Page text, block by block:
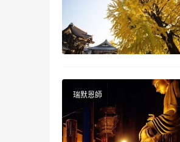
瑞默恩師